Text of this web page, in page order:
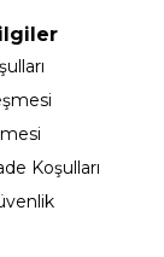
Koşulları